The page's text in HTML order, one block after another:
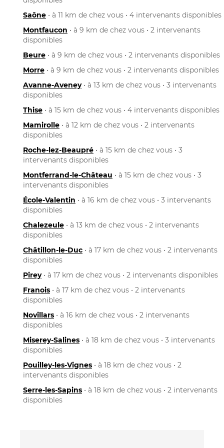
Saône • à 11 km de chez vous • 4 intervenants disponibles
Montfaucon • à 9 km de chez vous • 2 intervenants
disponibles
Beure • à 9 km de chez vous • 2 intervenants disponibles
Morre • à 9 km de chez vous • 2 intervenants disponibles
Avanne-Aveney• à 13 km de chez vous • 3 intervenants
disponibles
Thise • à 15 km de chez vous • 4 intervenants disponibles
Mamirolle • à 12 km de chez vous • 2 intervenants
disponibles
Roche-lez-Beaupré • à 15 km de chez vous • 3
intervenants disponibles
Montferrand-le-Château • à 15 km de chez vous • 3
intervenants disponibles
École-Valentin • à 16 km de chez vous • 3 intervenants
disponibles
Chalezeule • à 13 km de chez vous • 2 intervenants
disponibles
Châtillon-le-Duc • à 17 km de chez vous • 2 intervenants
disponibles
Pirey• à 17 km de chez vous • 2 intervenants disponibles
Franois • à 17 km de chez vous • 2 intervenants
disponibles
Novillars • à 16 km de chez vous • 2 intervenants
disponibles
Miserey-Salines • à 18 km de chez vous • 3 intervenants
disponibles
Pouilley-les-Vignes • à 18 km de chez vous • 2
intervenants disponibles
Serre-les-Sapins • à 18 km de chez vous • 2 intervenants
disponibles